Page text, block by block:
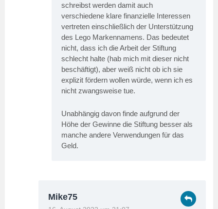
schreibst werden damit auch
verschiedene klare finanzielle Interessen
vertreten einschließlich der Unterstützung
des Lego Markennamens. Das bedeutet
nicht, dass ich die Arbeit der Stiftung
schlecht halte (hab mich mit dieser nicht
beschäftigt), aber weiß nicht ob ich sie
explizit fördern wollen würde, wenn ich es
nicht zwangsweise tue.
Unabhängig davon finde aufgrund der
Höhe der Gewinne die Stiftung besser als
manche andere Verwendungen für das
Geld.
Mike75